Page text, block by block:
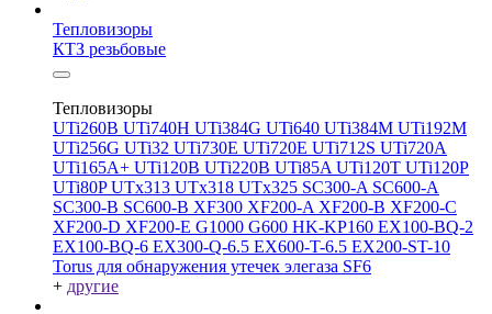
Тепловизоры
КТЗ резьбовые
Тепловизоры
UTi260В UTi740H UTi384G UTi640 UTi384M UTi192M
UTi256G UTi32 UTi730E UTi720E UTi712S UTi720A
UTi165A+ UTi120B UTi220B UTi85A UTi120T UTi120P
UTi80PUTx313 UTx318 UTx325 SC300-A SC600-A
SC300-B SC600-B XF300 XF200-A XF200-B XF200-C
XF200-D XF200-E G1000 G600 HK-KP160 EX100-BQ-2
EX100-BQ-6 EX300-Q-6.5 EX600-T-6.5 EX200-ST-10
Torus для обнаружения утечек элегаза SF6
+ другие